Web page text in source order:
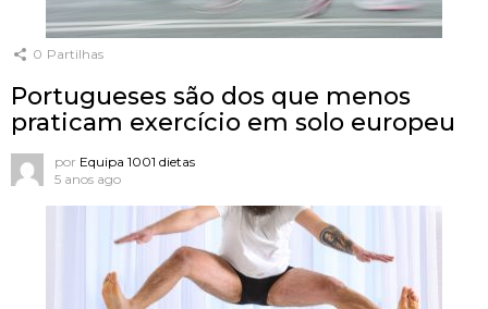
0 Partilhas
Portugueses são dos que menos
praticam exercício em solo europeu
por Equipa 1001 dietas
5 anos ago